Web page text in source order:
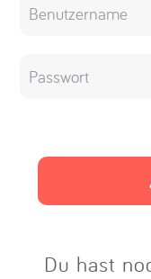
Du hast